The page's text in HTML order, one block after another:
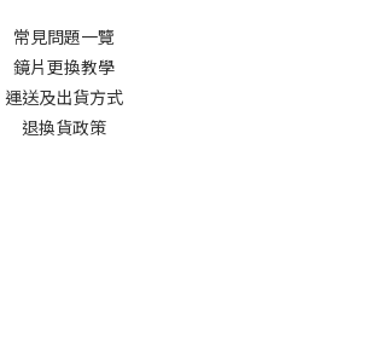
常見問題一覽
鏡片更換教學​
運送及出貨方式
退換貨政策